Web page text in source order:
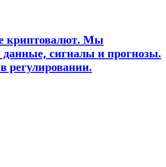
криптовалют. Мы
сигналы и прогнозы.
регулировании.